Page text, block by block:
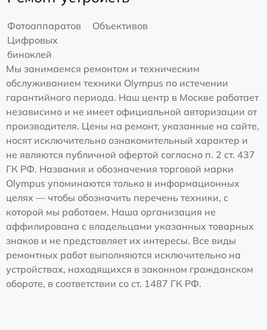
Фотоаппаратов
Объективов
Цифровых
биноклей
Мы занимаемся ремонтом и техническим
обслуживанием техники Olympus по истечении
гарантийного периода. Наш центр в Москве работает
независимо и не имеет официальной авторизации от
производителя. Цены на ремонт, указанные на сайте,
носят исключительно ознакомительный характер и
не являются публичной офертой согласно п. 2 ст. 437
ГК РФ. Названия и обозначения торговой марки
Olympus упоминаются только в информационных
целях — чтобы обозначить перечень техники, с
которой мы работаем. Наша организация не
аффилирована с владельцами указанных товарных
знаков и не представляет их интересы. Все виды
ремонтных работ выполняются исключительно на
устройствах, находящихся в законном гражданском
обороте, в соответствии со ст. 1487 ГК РФ.